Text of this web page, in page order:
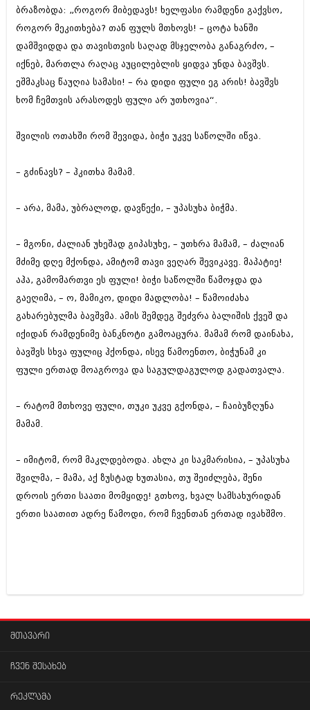
ივლისი 2016 (211)
ივნისი 2016 (221)
მაისი 2016 (261)
მარტი 2016 (200)
თებერვალი 2016 (250)
იანვარი 2016 (206)
ოქტომბერი 2015 (204)
აგვისტო 2015 (286)
მაისი 2015 (194)
თებერვალი 2015 (286)
იანვარი 2015 (247)
დეკემბერი 2014 (342)
ნოემბერი 2014 (290)
ოქტომბერი 2014 (292)
სექტემბერი 2014 (394)
აგვისტო 2014 (248)
ივლისი 2014 (313)
მაისი 2014 (313)
მარტი 2014 (413)
ნოემბერი 2013 (279)
ოქტომბერი 2013 (256)
სექტემბერი 2013 (368)
აგვისტო 2013 (89)
ივლისი 2013 (182)
იანვარი 2013 (334)
ოქტომბერი 2012 (350)
აგვისტო 2012 (268)
ბრაზობდა: „როგორ მიბედავს! ხელფასი რამდენი გაქვსო,
როგორ მეკითხება? თან ფულს მთხოვს! – ცოტა ხანში
დამშვიდდა და თავისთვის საღად მსჯელობა განაგრძო, –
იქნებ, მართლა რაღაც აუცილებლის ყიდვა უნდა ბავშვს.
ეშმაკსაც წაუღია სამასი! – რა დიდი ფული ეგ არის! ბავშვს
ხომ ჩემთვის არასოდეს ფული არ უთხოვია“.
შვილის ოთახში რომ შევიდა, ბიჭი უკვე საწოლში იწვა.
– გძინავს? – ჰკითხა მამამ.
– არა, მამა, უბრალოდ, დავწექი, – უპასუხა ბიჭმა.
– მგონი, ძალიან უხეშად გიპასუხე, – უთხრა მამამ, – ძალიან
მძიმე დღე მქონდა, ამიტომ თავი ვეღარ შევიკავე. მაპატიე!
აჰა, გამომართვი ეს ფული! ბიჭი საწოლში წამოჯდა და
გაეღიმა, – ო, მამიკო, დიდი მადლობა! – წამოიძახა
გახარებულმა ბავშვმა. ამის შემდეგ შეძვრა ბალიშის ქვეშ და
იქიდან რამდენიმე ბანკნოტი გამოაცურა. მამამ რომ დაინახა,
ბავშვს სხვა ფულიც ჰქონდა, ისევ წამოენთო, ბიჭუნამ კი
ფული ერთად მოაგროვა და საგულდაგულოდ გადათვალა.
– რატომ მთხოვე ფული, თუკი უკვე გქონდა, – ჩაიბუზღუნა
მამამ.
– იმიტომ, რომ მაკლდებოდა. ახლა კი საკმარისია, – უპასუხა
შვილმა, – მამა, აქ ზუსტად ხუთასია, თუ შეიძლება, შენი
დროის ერთი საათი მომყიდე! გთხოვ, ხვალ სამსახურიდან
ერთი საათით ადრე წამოდი, რომ ჩვენთან ერთად ივახშმო.
მთავარი
ჩვენ შესახებ
რეკლამა